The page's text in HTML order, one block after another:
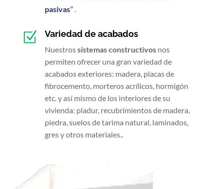
pasivas”.
Z Variedad de acabados
Nuestrossistemas constructivosnos
permiten ofrecer una gran variedad de
acabados exteriores: madera, placas de
fibrocemento, morteros acrílicos, hormigón
etc. y así mismo de los interiores de su
vivienda: pladur, recubrimientos de madera,
piedra, suelos de tarima natural, laminados,
gres y otros materiales..